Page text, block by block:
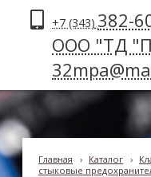
+7 (343) 382-
ООО "ТД
Главная › Каталог ›
стыковые